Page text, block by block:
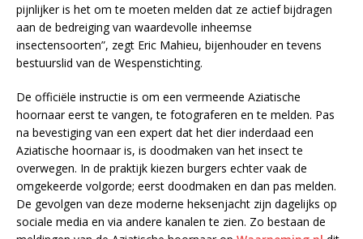
pijnlijker is het om te moeten melden dat ze actief bijdragen
aan de bedreiging van waardevolle inheemse
insectensoorten”, zegt Eric Mahieu, bijenhouder en tevens
bestuurslid van de Wespenstichting.
De officiële instructie is om een vermeende Aziatische
hoornaar eerst te vangen, te fotograferen en te melden. Pas
na bevestiging van een expert dat het dier inderdaad een
Aziatische hoornaar is, is doodmaken van het insect te
overwegen. In de praktijk kiezen burgers echter vaak de
omgekeerde volgorde; eerst doodmaken en dan pas melden.
De gevolgen van deze moderne heksenjacht zijn dagelijks op
sociale media en via andere kanalen te zien. Zo bestaan de